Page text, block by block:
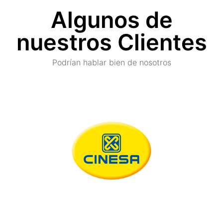
Algunos de
nuestros Clientes
Podrían hablar bien de nosotros